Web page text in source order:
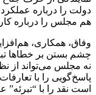
دولت را درباره
هم مجلس را درباره
وفاق، همکاری،
چشم بستن بر خطاها
نه مجلس می‌تواند از
پاسخ‌گویی را با
است نقد را با